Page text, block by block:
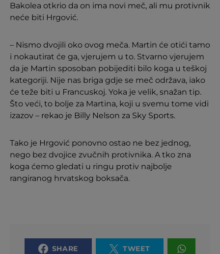
Bakolea otkrio da on ima novi meč, ali mu protivnik
neće biti Hrgović.
– Nismo dvojili oko ovog meča. Martin će otići tamo
i nokautirat će ga, vjerujem u to. Stvarno vjerujem
da je Martin sposoban pobijediti bilo koga u teškoj
kategoriji. Nije nas briga gdje se meč održava, iako
će teže biti u Francuskoj. Yoka je velik, snažan tip.
Što veći, to bolje za Martina, koji u svemu tome vidi
izazov – rekao je Billy Nelson za Sky Sports.
Tako je Hrgović ponovno ostao ne bez jednog,
nego bez dvojice zvučnih protivnika. A tko zna
koga ćemo gledati u ringu protiv najbolje
rangiranog hrvatskog boksača.
SHARE TWEET